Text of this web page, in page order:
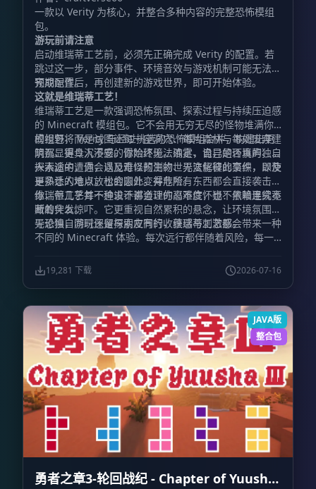
一款以 Verity 为核心，并整合多种内容的完整恐怖模组
包。
游玩前请注意
启动维瑞蒂工艺前，必须先正确完成 Verity 的配置。若
跳过这一步，部分事件、环境音效与游戏机制可能无法按
预期运作。
完成配置后，再创建新的游戏世界，即可开始体验。
这就是维瑞蒂工艺！
维瑞蒂工艺是一款强调恐怖氛围、探索过程与持续压迫感
的 Minecraft 模组包。它不会用无穷无尽的怪物堆满你
的视野，而是试图让每一座洞穴、每片森林与每处废弃建
筑都显得令人不安。你始终无法确定，自己是否真的独自
一人。
模组包将 Verity 与经过挑选的恐怖模组合并，构建出更
阴沉、更具沉浸感的冒险环境。浓雾、诡异的环境声、令
人不适的遭遇，以及难以预测的世界变化彼此交织，即使
是熟悉的地点，也会因此变得危险。
探索途中，你会遇见奇怪的生物、无法解释的事件，以及
更多让人难以放松的意外。并非所有东西都会直接袭击
你，但几乎每一种设计都会让你忍不住怀疑：黑暗里究竟
藏着什么。
维瑞蒂工艺并不追求不讲道理的高难度，也不依赖连续不
断的突发惊吓。它更重视自然累积的悬念，让环境氛围主
导恐惧，同时保留探索应有的收获感与刺激感。
无论独自游玩还是与朋友同行，维瑞蒂工艺都会带来一种
不同的 Minecraft 体验。每次远行都伴随着风险，每一
过去的时间，而是一场必须设法活下来的考验。
19,281 下载 2026-07-16
JAVA版
整合包
勇者之章3-轮回战纪 - Chapter of Yuusha